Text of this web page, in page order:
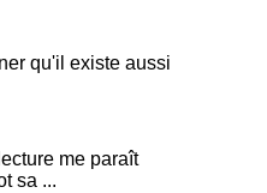
qu'il existe aussi
me paraît
sa ...